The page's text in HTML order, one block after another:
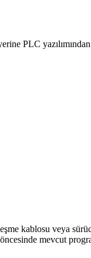
PLC
kablosu veya
mevcut